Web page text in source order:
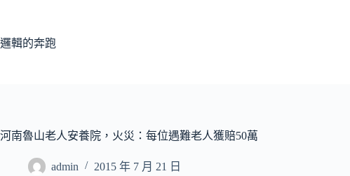
主
邏輯的奔跑
河南魯山老人安養院，火災：每位遇難老人獲賠50萬
admin 2015 年 7 月 21 日